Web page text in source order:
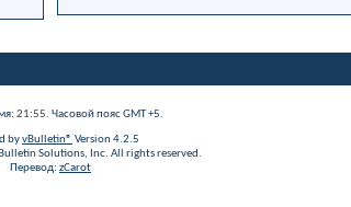
21:55. Часовой пояс GMT +5.
byvBulletin® Version 4.2.5
Solutions, Inc. All rights reserved.
Перевод: zCarot